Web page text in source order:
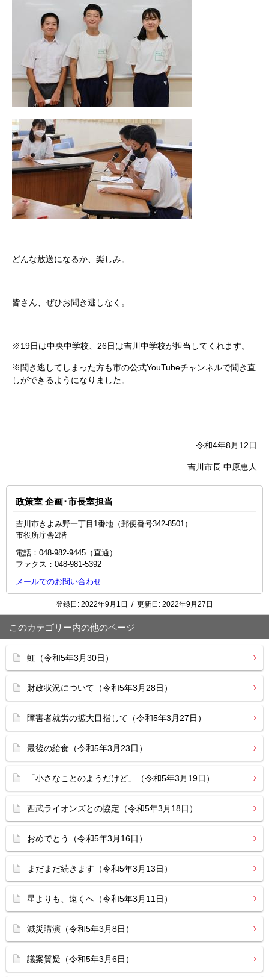
どんな放送になるか、楽しみ。
皆さん、ぜひお聞き逃しなく。
※19日は中央中学校、26日は吉川中学校が担当してくれます。
※聞き逃してしまった方も市の公式YouTubeチャンネルで聞き直
しができるようになりました。
令和4年8月12日
吉川市長 中原恵人
政策室 企画･市長室担当
吉川市きよみ野一丁目1番地（郵便番号342-8501）
市役所庁舎2階
電話：048‐982‐9445（直通）
ファクス：048-981-5392
メールでのお問い合わせ
登録日: 2022年9月1日 / 更新日: 2022年9月27日
このカテゴリー内の他のページ
虹（令和5年3月30日）
財政状況について（令和5年3月28日）
障害者就労の拡大目指して（令和5年3月27日）
最後の給食（令和5年3月23日）
「小さなことのようだけど」（令和5年3月19日）
西武ライオンズとの協定（令和5年3月18日）
おめでとう（令和5年3月16日）
まだまだ続きます（令和5年3月13日）
星よりも、遠くへ（令和5年3月11日）
減災講演（令和5年3月8日）
議案質疑（令和5年3月6日）